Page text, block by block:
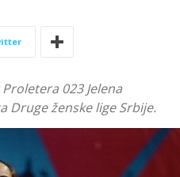
023 Jelena
Druge ženske lige Srbije.